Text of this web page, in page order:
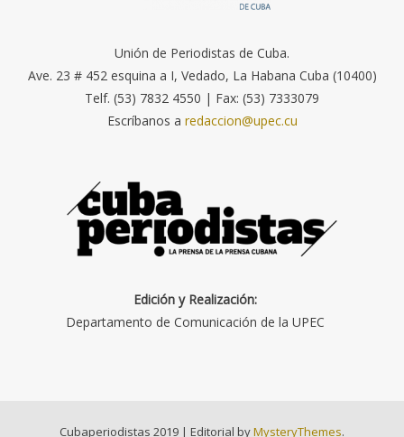
Unión de Periodistas de Cuba.
Ave. 23 # 452 esquina a I, Vedado, La Habana Cuba (10400)
Telf. (53) 7832 4550 | Fax: (53) 7333079
Escríbanos a redaccion@upec.cu
Edición y Realización:
Departamento de Comunicación de la UPEC
Cubaperiodistas 2019 | Editorial byMysteryThemes.